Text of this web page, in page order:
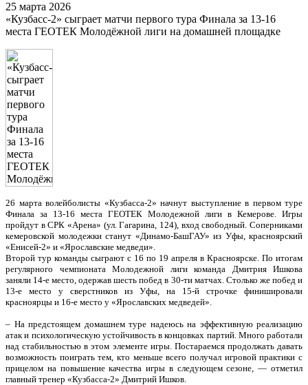
25 марта 2026
«Кузбасс-2» сыграет матчи первого тура Финала за 13-16
места ГЕОТЕК Молодёжной лиги на домашней площадке
26 марта волейболисты «Кузбасса-2» начнут выступление в первом туре
Финала за 13-16 места ГЕОТЕК Молодежной лиги в Кемерове. Игры
пройдут в СРК «Арена» (ул. Гагарина, 124), вход свободный. Соперниками
кемеровской молодежки станут «Динамо-БашГАУ» из Уфы, красноярский
«Енисей-2» и «Ярославские медведи».
Второй тур команды сыграют с 16 по 19 апреля в Красноярске. По итогам
регулярного чемпионата Молодежной лиги команда Дмитрия Ишкова
заняли 14-е место, одержав шесть побед в 30-ти матчах. Столько же побед и
13-е место у сверстников из Уфы, на 15-й строчке финишировали
красноярцы и 16-е место у «Ярославских медведей».
– На предстоящем домашнем туре надеюсь на эффективную реализацию
атак и психологическую устойчивость в концовках партий. Много работали
над стабильностью в этом элементе игры. Постараемся продолжать давать
возможность поиграть тем, кто меньше всего получал игровой практики с
прицелом на повышение качества игры в следующем сезоне, — отметил
главный тренер «Кузбасса-2» Дмитрий Ишков.